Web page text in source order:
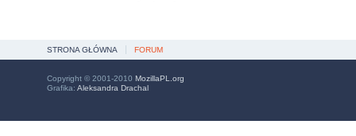
STRONA GŁÓWNA FORUM
Copyright © 2001-2010 MozillaPL.org
Grafika: Aleksandra Drachal